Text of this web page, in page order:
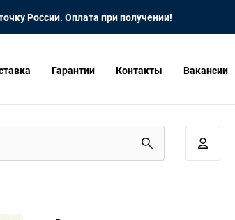
России. Оплата при получении!
Гарантии Контакты Вакансии